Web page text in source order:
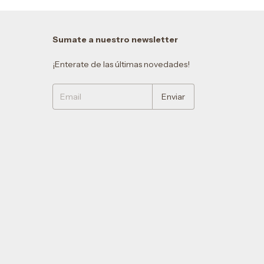
Sumate a nuestro newsletter
¡Enterate de las últimas novedades!